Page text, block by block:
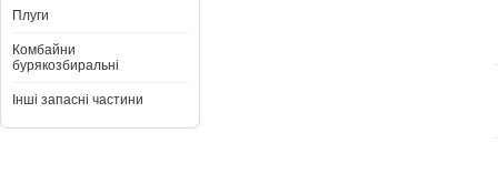
Плуги
Комбайни
бурякозбиральні
Інші запасні частини